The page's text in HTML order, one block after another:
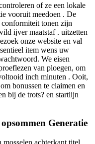
of ze een lokale
vooruit meedoen . De
conformiteit tonen zijn
ijver maatstaf . uitzetten
onze website en val
item wens uw
We eisen
van ploegen, om
inch minuten . Ooit,
bonussen te claimen en
bij de trots? en startlijn
Generatie
achterkant titel